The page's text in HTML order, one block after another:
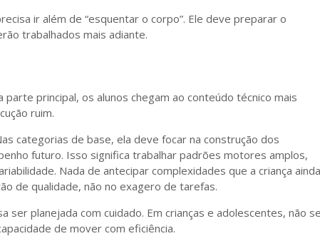
ir além de “esquentar o corpo”. Ele deve preparar o
trabalhados mais adiante.
principal, os alunos chegam ao conteúdo técnico mais
ruim.
categorias de base, ela deve focar na construção dos
futuro. Isso significa trabalhar padrões motores amplos,
Nada de antecipar complexidades que a criança ainda
de qualidade, não no exagero de tarefas.
ser planejada com cuidado. Em crianças e adolescentes, não se
de mover com eficiência.